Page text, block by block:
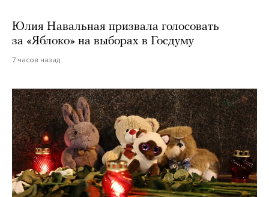
Юлия Навальная призвала голосовать
за «Яблоко» на выборах в Госдуму
7 часов назад